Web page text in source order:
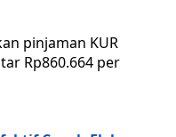
pinjaman KUR
Rp860.664 per